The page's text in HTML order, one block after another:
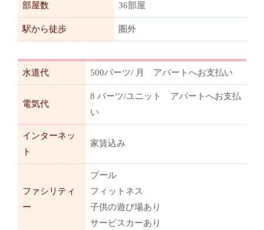
部屋数 36部屋
駅から徒歩 圏外
水道代 500バーツ/ 月 アパートへお支払い
電気代
8 バーツ/ユニット アパートへお支払
い
インターネッ
ト
家賃込み
ファシリティ
ー
プール
フィットネス
子供の遊び場あり
サービスカーあり